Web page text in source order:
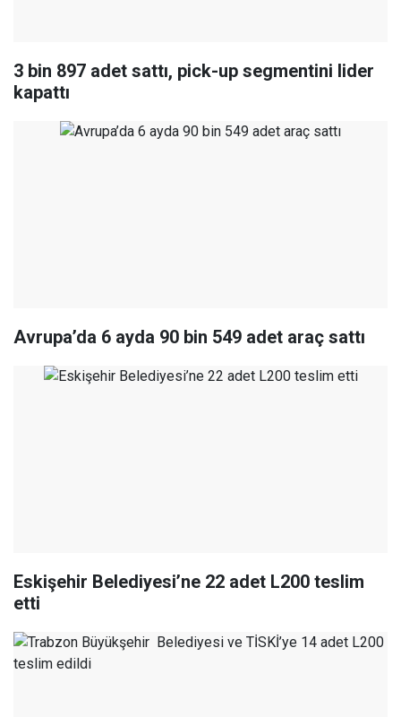
3 bin 897 adet sattı, pick-up segmentini lider
kapattı
Avrupa’da 6 ayda 90 bin 549 adet araç sattı
Eskişehir Belediyesi’ne 22 adet L200 teslim
etti